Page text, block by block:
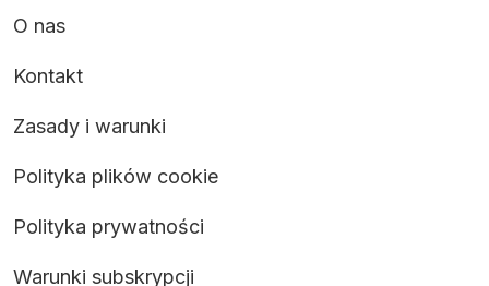
O nas
Kontakt
Zasady i warunki
Polityka plików cookie
Polityka prywatności
Warunki subskrypcji